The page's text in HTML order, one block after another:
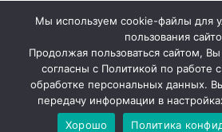
125009, г. Москва, Никитский
Мы используем cookie-файлы для
пользования
Продолжая пользоваться сайтом,
согласны с Политикой по работе
обработке персональных данных.
передачу информации в
Хорошо
Политика